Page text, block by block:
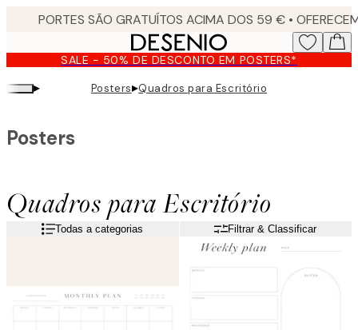
content. SALE - 50% DE DESCONTO EM POSTERS*
▸ Posters▸Quadros para Escritório
Quadros para Escritório
Posters
Todas a categorias Filtrar & Classificar